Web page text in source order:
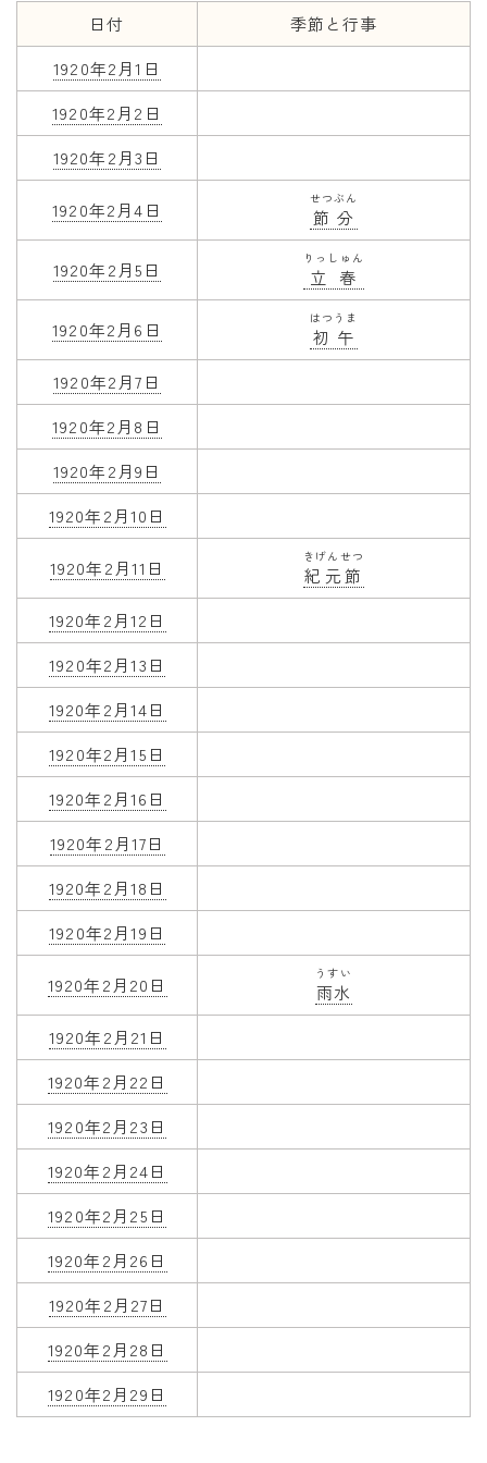
年齢と学年
年齢・干支
学年
子供のお祝い
長寿のお祝い
季節の工作
紋切り遊び
折り紙・切り紙
日付
季節と行事
1920年2月1日
1920年2月2日
1920年2月3日
1920年2月4日 節分
せつぶん
1920年2月5日 立春
りっしゅん
1920年2月6日 初午
はつうま
1920年2月7日
1920年2月8日
1920年2月9日
1920年2月10日
1920年2月11日 紀元節
きげんせつ
1920年2月12日
1920年2月13日
1920年2月14日
1920年2月15日
1920年2月16日
1920年2月17日
1920年2月18日
1920年2月19日
1920年2月20日 雨水
うすい
1920年2月21日
1920年2月22日
1920年2月23日
1920年2月24日
1920年2月25日
1920年2月26日
1920年2月27日
1920年2月28日
1920年2月29日